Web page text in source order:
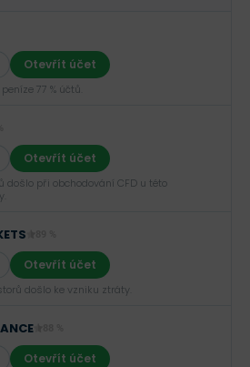
Otevřít účet
77 % účtů.
Otevřít účet
došlo při obchodování CFD u této
Otevřít účet
došlo ke vzniku ztráty.
Otevřít účet